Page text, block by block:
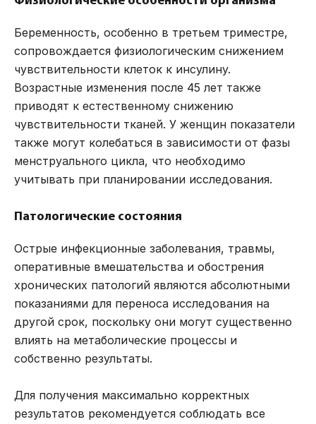
Беременность, особенно в третьем триместре,
сопровождается физиологическим снижением
чувствительности клеток к инсулину.
Возрастные изменения после 45 лет также
приводят к естественному снижению
чувствительности тканей. У женщин показатели
также могут колебаться в зависимости от фазы
менструального цикла, что необходимо
учитывать при планировании исследования.
Патологические состояния
Острые инфекционные заболевания, травмы,
оперативные вмешательства и обострения
хронических патологий являются абсолютными
показаниями для переноса исследования на
другой срок, поскольку они могут существенно
влиять на метаболические процессы и
собственно результаты.
Для получения максимально корректных
результатов рекомендуется соблюдать все